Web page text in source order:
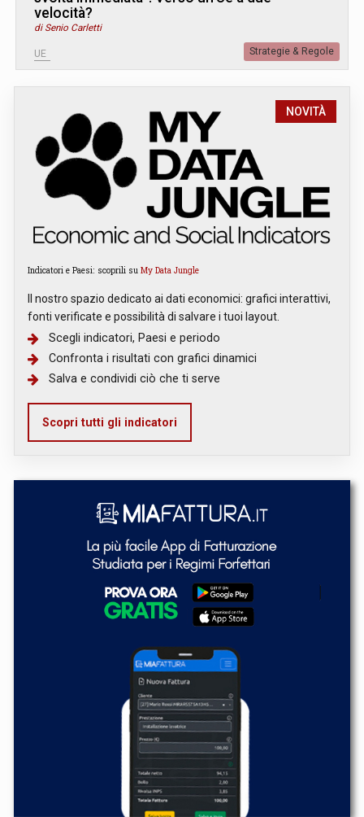
velocità?
di Senio Carletti
UE Strategie & Regole
NOVITÀ
Indicatori e Paesi: scoprili su My Data Jungle
Il nostro spazio dedicato ai dati economici: grafici interattivi,
fonti verificate e possibilità di salvare i tuoi layout.
Scegli indicatori, Paesi e periodo
Confronta i risultati con grafici dinamici
Salva e condividi ciò che ti serve
Scopri tutti gli indicatori